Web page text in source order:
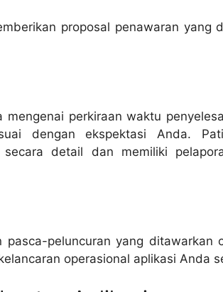
proposal penawaran yang
perkiraan waktu
dengan ekspektasi Anda.
secara detail dan memiliki
pasca-peluncuran yang ditawarkan
operasional aplikasi Anda